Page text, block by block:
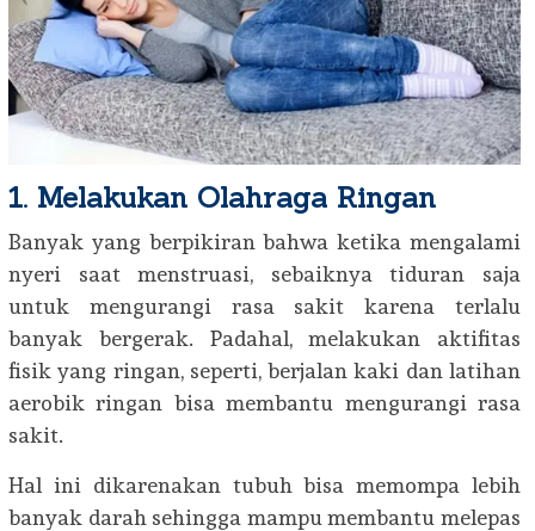
1. Melakukan Olahraga Ringan
Banyak yang berpikiran bahwa ketika mengalami
nyeri saat menstruasi, sebaiknya tiduran saja
untuk mengurangi rasa sakit karena terlalu
banyak bergerak. Padahal, melakukan aktifitas
fisik yang ringan, seperti, berjalan kaki dan latihan
aerobik ringan bisa membantu mengurangi rasa
sakit.
Hal ini dikarenakan tubuh bisa memompa lebih
banyak darah sehingga mampu membantu melepas